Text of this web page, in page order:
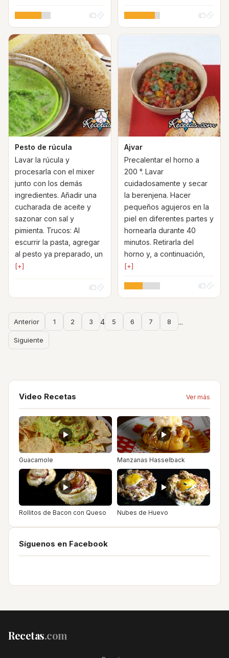
Pesto de rúcula
Lavar la rúcula y
procesarla con el mixer
junto con los demás
ingredientes. Añadir una
cucharada de aceite y
sazonar con sal y
pimienta. Trucos: Al
escurrir la pasta, agregar
al pesto ya preparado, un
[+]
Ajvar
Precalentar el horno a
200 °. Lavar
cuidadosamente y secar
la berenjena. Hacer
pequeños agujeros en la
piel en diferentes partes y
hornearla durante 40
minutos. Retirarla del
horno y, a continuación,
[+]
Anterior 1 2 3 4 5 6 7 8 ...
Siguiente
Video Recetas Ver más
Guacamole Manzanas Hasselback
Rollitos de Bacon con Queso Nubes de Huevo
Síguenos en Facebook
Recetas.com